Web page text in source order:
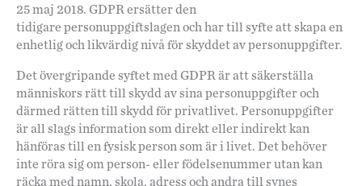
25 maj 2018. GDPR ersätter den
tidigare personuppgiftslagen och har till syfte att skapa en
enhetlig och likvärdig nivå för skyddet av personuppgifter.
Det övergripande syftet med GDPR är att säkerställa
människors rätt till skydd av sina personuppgifter och
därmed rätten till skydd för privatlivet. Personuppgifter
är all slags information som direkt eller indirekt kan
hänföras till en fysisk person som är i livet. Det behöver
inte röra sig om person- eller födelsenummer utan kan
räcka med namn, skola, adress och andra till synes